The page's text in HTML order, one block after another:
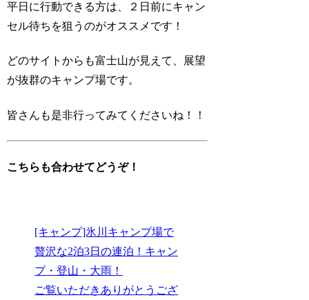
平日に行動できる方は、２日前にキャン
セル待ちを狙うのがオススメです！
どのサイトからも富士山が見えて、展望
が抜群のキャンプ場です。
皆さんも是非行ってみてくださいね！！
こちらも合わせてどうぞ！
[キャンプ]氷川キャンプ場で
贅沢な2泊3日の連泊！キャン
プ・登山・大雨！
ご覧いただきありがとうござ